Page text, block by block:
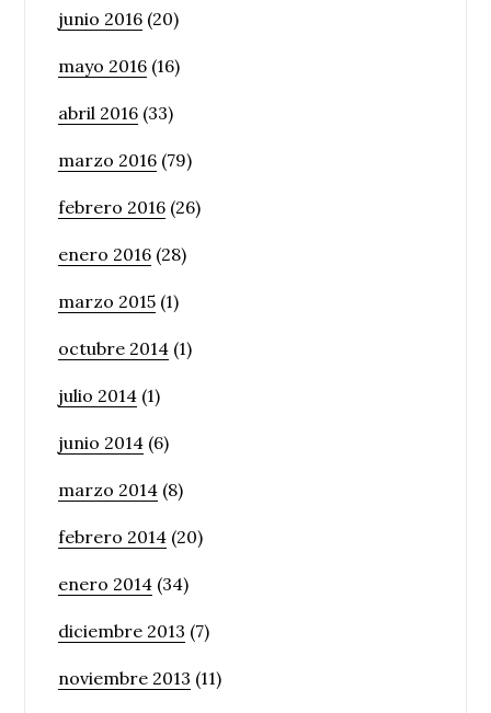
junio 2016 (20)
mayo 2016 (16)
abril 2016 (33)
marzo 2016 (79)
febrero 2016 (26)
enero 2016 (28)
marzo 2015 (1)
octubre 2014 (1)
julio 2014 (1)
junio 2014 (6)
marzo 2014 (8)
febrero 2014 (20)
enero 2014 (34)
diciembre 2013 (7)
noviembre 2013 (11)